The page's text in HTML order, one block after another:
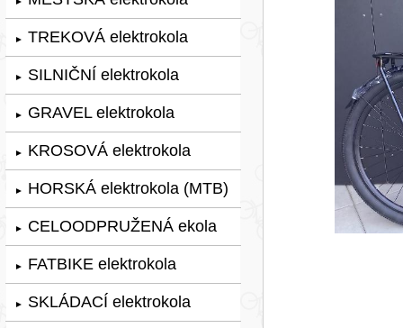
► TREKOVÁ elektrokola
► SILNIČNÍ elektrokola
► GRAVEL elektrokola
► KROSOVÁ elektrokola
► HORSKÁ elektrokola (MTB)
► CELOODPRUŽENÁ ekola
► FATBIKE elektrokola
► SKLÁDACÍ elektrokola